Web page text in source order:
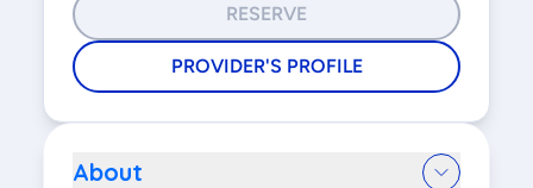
RESERVE
PROVIDER'S PROFILE
About